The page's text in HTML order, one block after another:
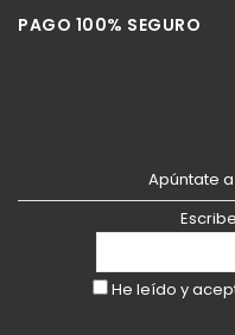
PAGO 100% SEGURO
Apúntate
He leído y